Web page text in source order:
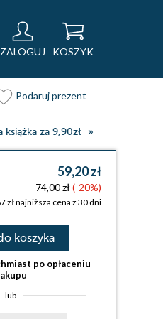
ZALOGUJ KOSZYK
Podaruj prezent
za 9,90zł
59,20 zł
74,00 zł(-20%)
zł najniższa cena z 30 dni
koszyka
po opłaceniu
lub